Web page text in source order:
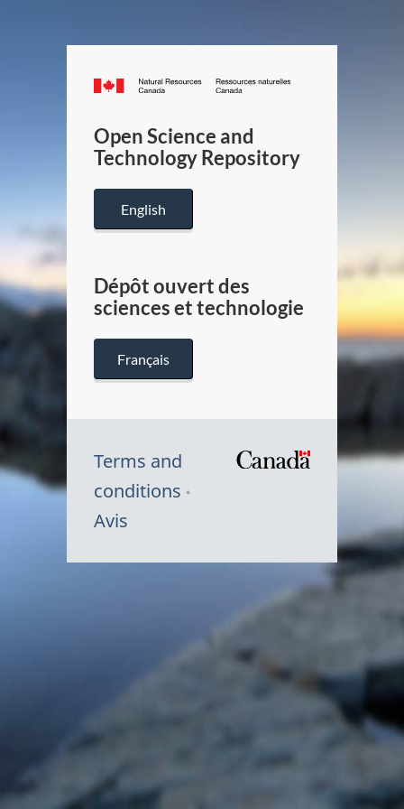
Canada.ca
/
Canada
Open Science and
Technology Repository
English
Dépôt ouvert des
sciences et technologie
Français
Terms and
conditions
Avis
du